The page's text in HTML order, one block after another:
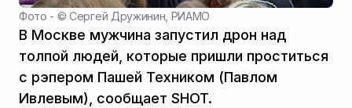
Фото - ©Сергей Дружинин, РИАМО
В Москве мужчина запустил дрон над
толпой людей, которые пришли проститься
с рэпером Пашей Техником (Павлом
Ивлевым), сообщает SHOT.